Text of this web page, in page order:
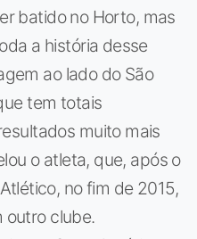
batido no Horto, mas
a história desse
ao lado do São
tem totais
muito mais
o atleta, que, após o
no fim de 2015,
outro clube.